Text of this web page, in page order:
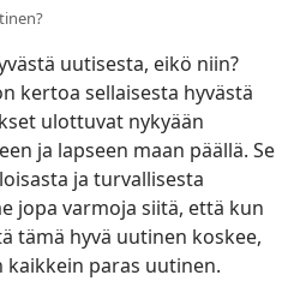
uutisesta, eikö niin?
kertoa sellaisesta hyvästä
ulottuvat nykyään
ja lapseen maan päällä. Se
ja turvallisesta
jopa varmoja siitä, että kun
tämä hyvä uutinen koskee,
kaikkein paras uutinen.